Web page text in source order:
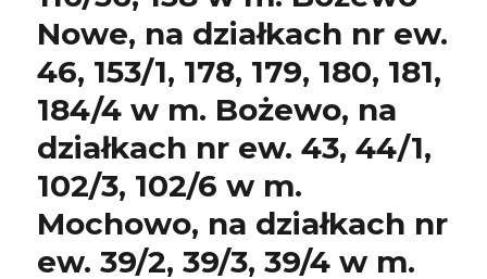
Nowe, na działkach nr ew.
46, 153/1, 178, 179, 180, 181,
184/4 w m. Bożewo, na
działkach nr ew. 43, 44/1,
102/3, 102/6 w m.
Mochowo, na działkach nr
ew. 39/2, 39/3, 39/4 w m.